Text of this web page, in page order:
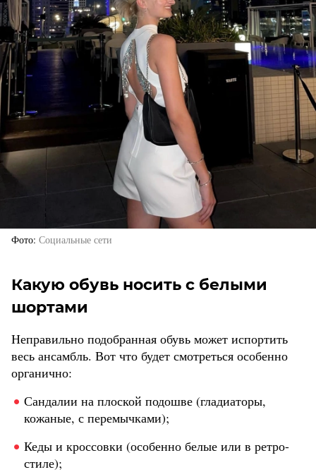
Фото Социальные сети
Какую обувь носить с белыми
шортами
Неправильно подобранная обувь может испортить
весь ансамбль. Вот что будет смотреться особенно
органично:
Сандалии на плоской подошве (гладиаторы,
кожаные, с перемычками);
Кеды и кроссовки (особенно белые или в ретро-
стиле);